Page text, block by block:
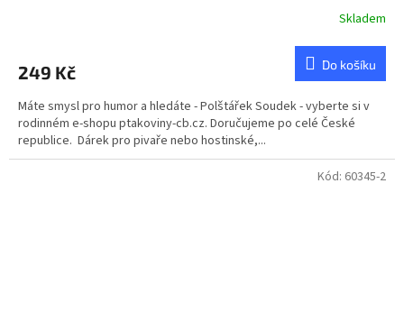
Skladem
249 Kč Do košíku
Máte smysl pro humor a hledáte - Polštářek Soudek - vyberte si v
rodinném e-shopu ptakoviny-cb.cz. Doručujeme po celé České
republice. Dárek pro pivaře nebo hostinské,...
Kód: 60345-2